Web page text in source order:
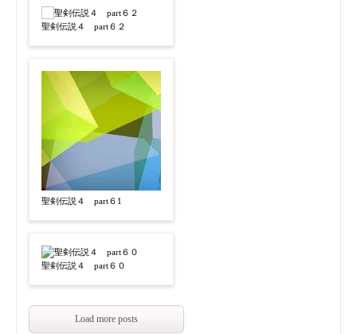
聖剣伝説４ part６２
聖剣伝説４ part６1
聖剣伝説４ part６０
Load more posts